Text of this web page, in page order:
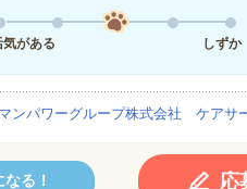
気がある
しずか
マンパワーグループ株式会社 ケアサ
なる！ 応